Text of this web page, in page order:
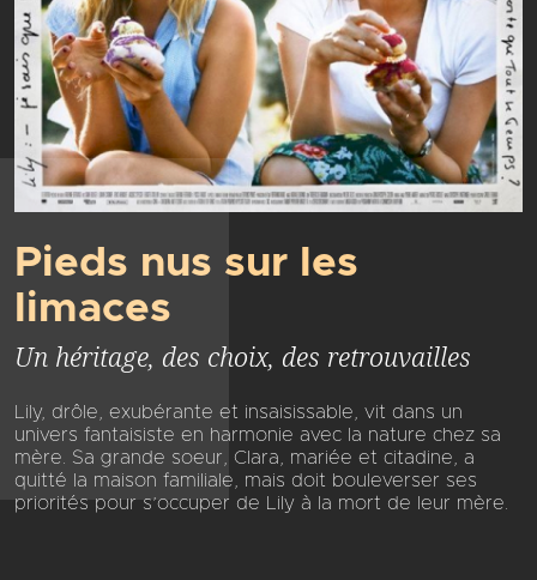
Pieds nus sur les
limaces
Un héritage, des choix, des retrouvailles
Lily, drôle, exubérante et insaisissable, vit dans un
univers fantaisiste en harmonie avec la nature chez sa
mère. Sa grande soeur, Clara, mariée et citadine, a
quitté la maison familiale, mais doit bouleverser ses
priorités pour s’occuper de Lily à la mort de leur mère.